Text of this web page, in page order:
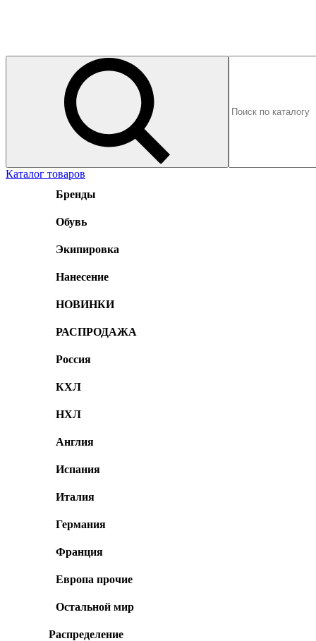
Каталог товаров
Бренды
Обувь
Экипировка
Нанесение
НОВИНКИ
РАСПРОДАЖА
Россия
КХЛ
НХЛ
Англия
Испания
Италия
Германия
Франция
Европа прочие
Остальной мир
Распределение